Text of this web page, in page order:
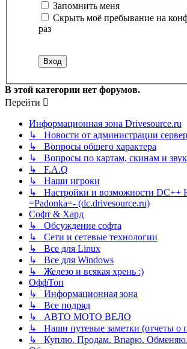
Запомнить меня
Скрыть моё пребывание на
раз
В этой категории нет форумов.
Перейти
Информационная зона Drivesource.ru
↳ Новости от администрации
↳ Вопросы общего характера
↳ Вопросы по картам, скинам и
↳ F.A.Q
↳ Наши игроки
↳ Настройки и возможности DC++
=Padonka=- (dc.drivesource.ru)
Софт & Хард
↳ Обсуждение софта
↳ Сети и сетевые технологии
↳ Все для Linux
↳ Все для Windows
↳ Железо и всякая хрень :)
ОффТоп
↳ Информационная зона
↳ Все подряд
↳ АВТО МОТО ВЕЛО
↳ Наши путевые заметки (отчеты о
↳ Куплю. Продам. Впарю. Обменяю.